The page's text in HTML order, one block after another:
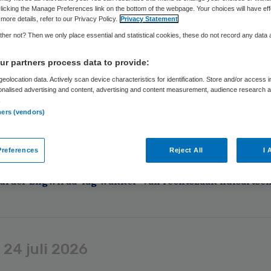
jaar op rij heeft de langdurige zorg meer dan
de Nederlandse Zorgautoriteit (NZa). Er is 41,1 miljard euro
langdurige zorg (Wlz) in 2026 . De NZa verwacht dat de
de 145 miljoen en 234 miljoen euro onder budget uitkomt.
4 augustus 2026
Engwirda ‘lag wakker’ van rechtszaak
24 juli 2026
the Manage Preferences link on the bottom of the webpage. Your choices will have
details, refer to our Privacy Policy.
Privacy Statement
not? Then we only place essential and statistical cookies, these do not record any data
partners process data to provide:
data. Actively scan device characteristics for identification. Store and/or access
advertising and content, advertising and content measurement, audience research
(vendors)
Reject All I